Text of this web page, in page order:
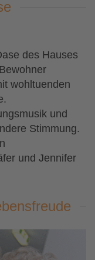
des Hauses
wohltuenden
und
Stimmung.
und Jennifer